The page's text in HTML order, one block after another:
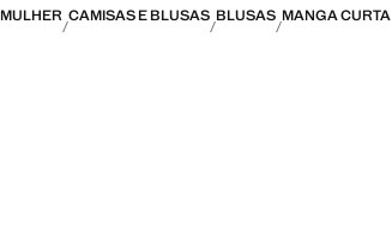
MULHER CAMISAS E BLUSAS BLUSAS MANGA CURTA